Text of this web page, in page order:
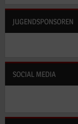
JUGENDSPONSOREN
SOCIAL MEDIA